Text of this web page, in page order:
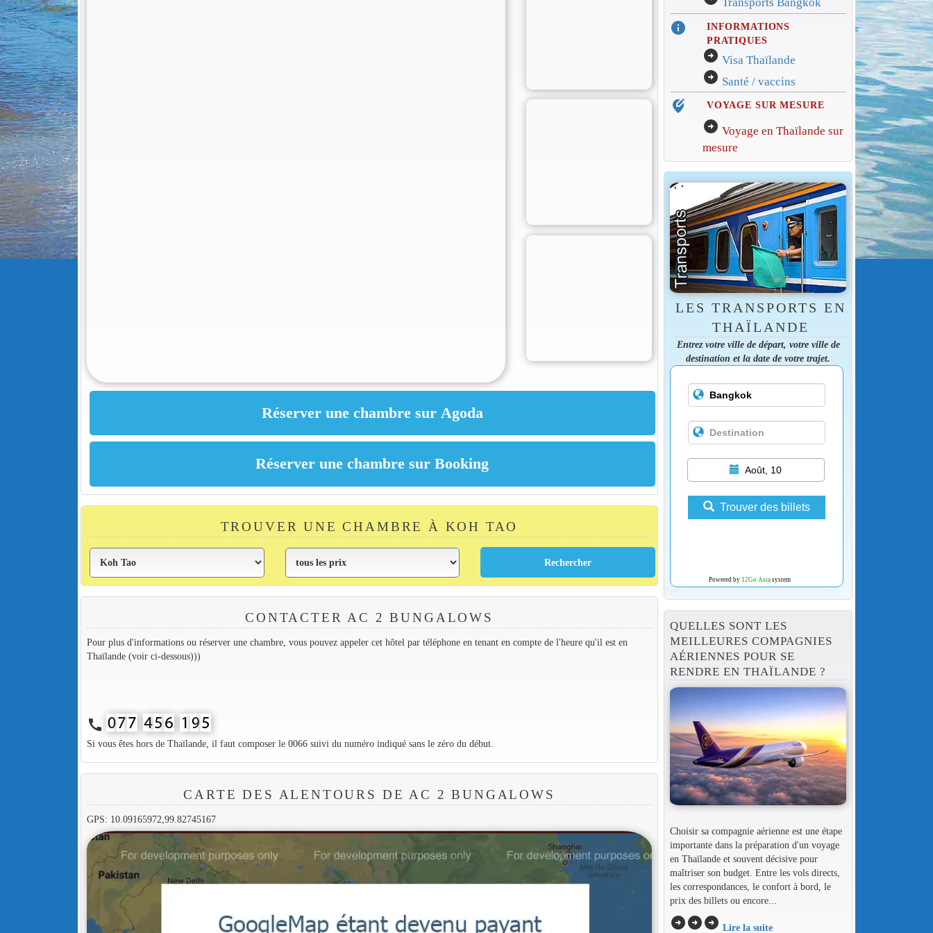
TROUVER UNE CHAMBRE À KOH TAO
CONTACTER AC 2 BUNGALOWS
Pour plus d'informations ou réserver une chambre, vous pouvez appeler cet hôtel par téléphone en tenant en compte de l'heure qu'il est en
Thaïlande (voir ci-dessous)))
call
Si vous êtes hors de Thaïlande, il faut composer le 0066 suivi du numéro indiqué sans le zéro du début.
CARTE DES ALENTOURS DE AC 2 BUNGALOWS
GPS: 10.09165972,99.82745167
Transports Bangkok
info
INFORMATIONS
PRATIQUES
arrow_circle_right Visa Thaïlande
arrow_circle_right Santé / vaccins
edit_location_alt VOYAGE SUR MESURE
arrow_circle_right Voyage en Thaïlande sur
mesure
LES TRANSPORTS EN
THAÏLANDE
Entrez votre ville de départ, votre ville de
destination et la date de votre trajet.
Août, 10
Trouver des billets
Powered by 12Go Asiasystem
QUELLES SONT LES
MEILLEURES COMPAGNIES
AÉRIENNES POUR SE
RENDRE EN THAÏLANDE ?
Choisir sa compagnie aérienne est une étape
importante dans la préparation d'un voyage
en Thaïlande et souvent décisive pour
maîtriser son budget. Entre les vols directs,
les correspondances, le confort à bord, le
prix des billets ou encore...
arrow_circle_rightarrow_circle_rightarrow_circle_right Lire la suite